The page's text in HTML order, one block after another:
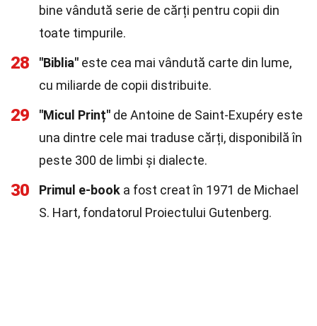
bine vândută serie de cărți pentru copii din
toate timpurile.
28 "Biblia" este cea mai vândută carte din lume,
cu miliarde de copii distribuite.
29 "Micul Prinț" de Antoine de Saint-Exupéry este
una dintre cele mai traduse cărți, disponibilă în
peste 300 de limbi și dialecte.
30 Primul e-book a fost creat în 1971 de Michael
S. Hart, fondatorul Proiectului Gutenberg.